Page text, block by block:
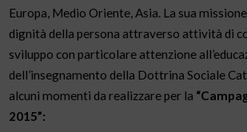
Europa, Medio Oriente, Asia. La sua
dignità della persona attraverso attività di
sviluppo con particolare attenzione
dell’insegnamento della Dottrina Sociale
alcuni momenti da realizzare per la
2015”: